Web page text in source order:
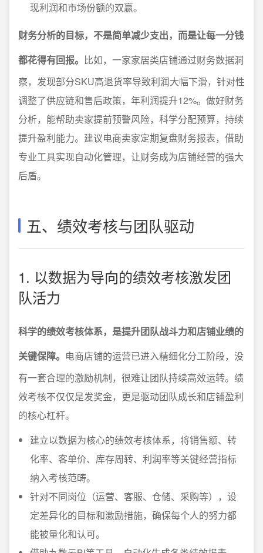
现利润和市场份额的双赢。
财务分析的目标，不是简单减少支出，而是让每一分钱
都花得有回报。 比如，一家家居类店铺通过财务数据洞
察，发现部分SKU高退货率导致利润大幅下滑，针对性
调整了供应链和售后政策，年利润提升12%。做好财务
分析，能帮助卖家提前预警风险，科学分配预算，持续
提升盈利能力。建议电商卖家定期复盘财务报表，借助
专业工具实现自动化管理，让财务成为店铺经营的强大
后盾。
五、绩效考核与团队驱动
1. 以数据为导向的绩效考核激发团
队活力
科学的绩效考核体系，是提升团队战斗力和店铺业绩的
关键保障。 电商店铺的运营已进入精细化分工阶段，没
有一套合理的激励机制，很难让团队持续高效运转。绩
效考核不仅仅是发奖金，更是驱动团队成长和店铺盈利
的核心杠杆。
建立以数据为核心的绩效考核体系，将销售额、转
化率、客单价、库存周转、利润率等关键经营指标
纳入考核范畴。
针对不同岗位（运营、客服、仓储、采购等），设
定差异化的目标和激励措施，确保每个人的努力都
能被量化和认可。